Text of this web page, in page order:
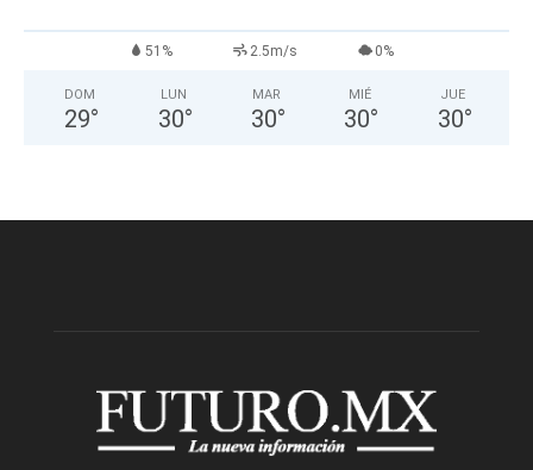
51% 2.5m/s 0%
DOM
29°
LUN
30°
MAR
30°
MIÉ
30°
JUE
30°